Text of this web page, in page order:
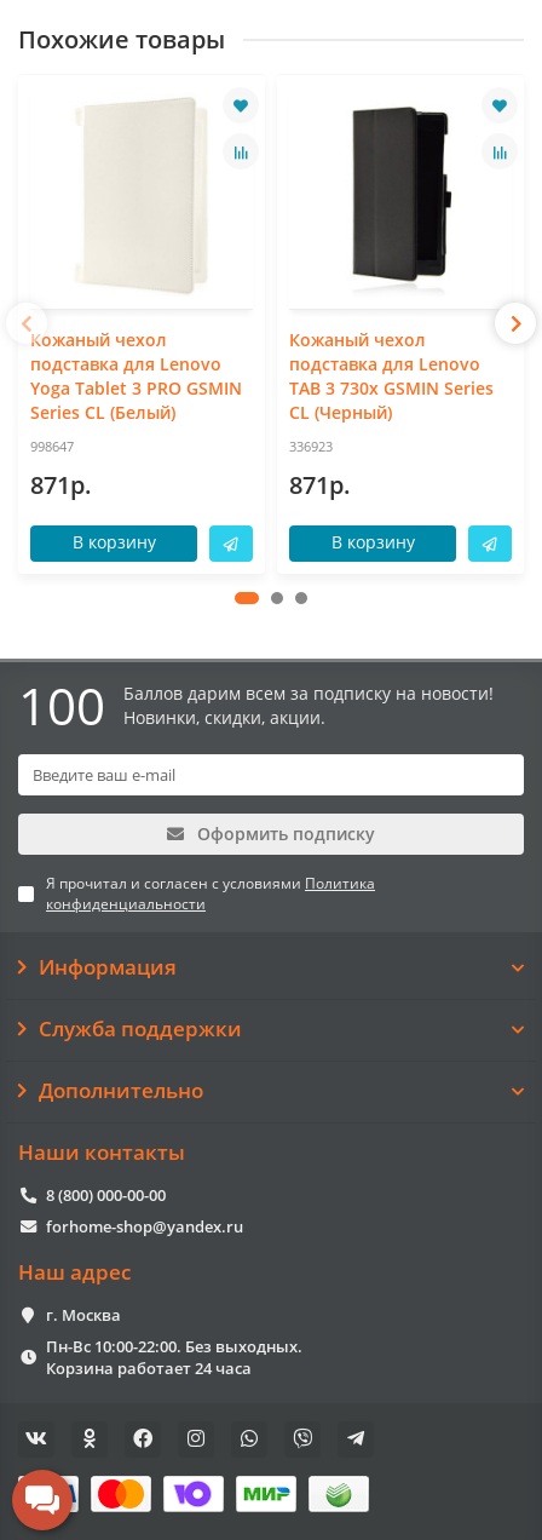
Похожие товары
Кожаный чехол
подставка для Lenovo
Yoga Tablet 3 PRO GSMIN
Series CL (Белый)
998647
871р.
В корзину
Кожаный чехол
подставка для Lenovo
TAB 3 730x GSMIN Series
CL (Черный)
336923
871р.
В корзину
100
Баллов дарим всем за подписку на новости!
Новинки, скидки, акции.
Оформить подписку
Я прочитал и согласен с условиями Политика
конфиденциальности
Информация
Служба поддержки
Дополнительно
Наши контакты
8 (800) 000-00-00
forhome-shop@yandex.ru
Наш адрес
г. Москва
Пн-Вс 10:00-22:00. Без выходных.
Корзина работает 24 часа